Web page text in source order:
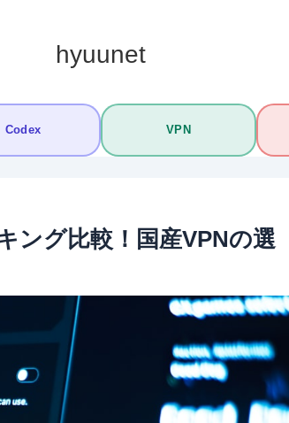
hyuunet
Codex VPN
ング比較！国産VPNの選